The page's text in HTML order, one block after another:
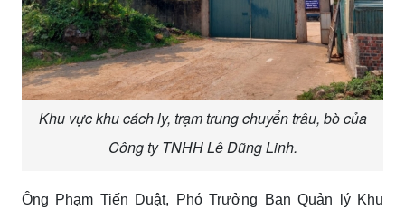
Khu vực khu cách ly, trạm trung chuyển trâu, bò của
Công ty TNHH Lê Dũng Linh.
Ông Phạm Tiến Duật, Phó Trưởng Ban Quản lý Khu